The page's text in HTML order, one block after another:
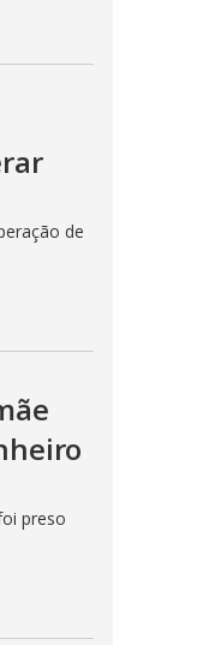
de
preso